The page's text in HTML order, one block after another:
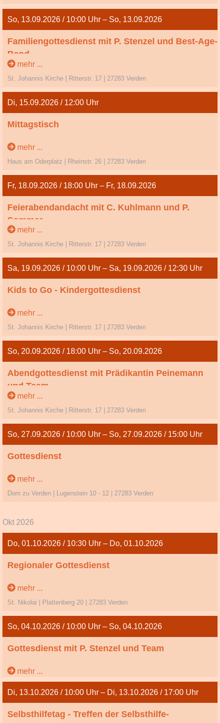
So, 13.09.2026 / 10:00 Uhr – So, 13.09.2026
Familiengottesdienst mit P. Stenzel und Best-Age-
Band
mehr ...
St. Johannis Kirche | Ritterstr. 17 | 27283 Verden
Di, 15.09.2026 / 12:00 Uhr
Mittagstisch
mehr ...
Haus am Oderplatz | Rheinstr. 26 | 27283 Verden
Fr, 18.09.2026 / 18:00 Uhr – Fr, 18.09.2026
Feierabendandacht mit C. Kuhlmann und P.
Sommer
mehr ...
St. Johannis Kirche | Ritterstr. 17 | 27283 Verden
Sa, 19.09.2026 / 10:00 Uhr – Sa, 19.09.2026 / 12:30 Uhr
Kids to Go - Kindergottesdienst
mehr ...
St. Johannis Kirche | Ritterstr. 17 | 27283 Verden
So, 20.09.2026 / 18:00 Uhr – So, 20.09.2026
Abendgottesdienst mit Prädikantin Peinemann
und Team
mehr ...
St. Johannis Kirche | Ritterstr. 17 | 27283 Verden
So, 27.09.2026 / 10:00 Uhr – So, 27.09.2026 / 15:00 Uhr
Gottesdienst
17. So. n. Trinitatis
mehr ...
Dom zu Verden | Lugenstein 10 - 12 | 27283 Verden
Okt 2026
Do, 01.10.2026 / 10:30 Uhr – Do, 01.10.2026
Regionaler Gottesdienst
19. So. n. Trinitatis
mehr ...
St. Nikolai | Plattenberg 20 | 27283 Verden
So, 04.10.2026 / 10:00 Uhr – So, 04.10.2026
Gottesdienst mit P. Stenzel und Team
Erntedankfest
mehr ...
Di, 13.10.2026 / 10:00 Uhr – Di, 13.10.2026 / 17:00 Uhr
Selbsthilfetag - Treffen der Selbsthilfe-